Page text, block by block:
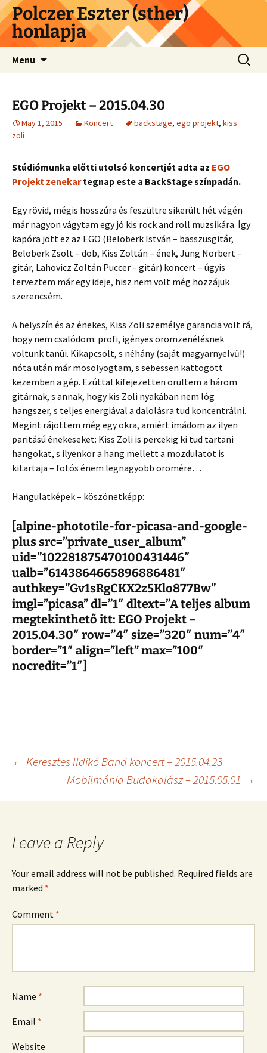
Skip
to
content
Polczer Eszter (sther)
honlapja
Menu
Search
for:
EGO Projekt – 2015.04.30
May 1, 2015 Koncert backstage, ego projekt, kiss
zoli
Stúdiómunka előtti utolsó koncertjét adta az EGO
Projekt zenekartegnap este a BackStage színpadán.
Egy rövid, mégis hosszúra és feszültre sikerült hét végén
már nagyon vágytam egy jó kis rock and roll muzsikára. Így
kapóra jött ez az EGO (Beloberk István – basszusgitár,
Beloberk Zsolt – dob, Kiss Zoltán – ének, Jung Norbert –
gitár, Lahovicz Zoltán Puccer – gitár) koncert – úgyis
terveztem már egy ideje, hisz nem volt még hozzájuk
szerencsém.
A helyszín és az énekes, Kiss Zoli személye garancia volt rá,
hogy nem csalódom: profi, igényes örömzenélésnek
voltunk tanúi. Kikapcsolt, s néhány (saját magyarnyelvű!)
nóta után már mosolyogtam, s sebessen kattogott
kezemben a gép. Ezúttal kifejezetten örültem a három
gitárnak, s annak, hogy kis Zoli nyakában nem lóg
hangszer, s teljes energiával a dalolásra tud koncentrálni.
Megint rájöttem még egy okra, amiért imádom az ilyen
paritású énekeseket: Kiss Zoli is percekig ki tud tartani
hangokat, s ilyenkor a hang mellett a mozdulatot is
kitartaja – fotós énem legnagyobb örömére…
Hangulatképek – köszönetképp:
[alpine-phototile-for-picasa-and-google-
plus src=”private_user_album”
uid=”102281875470100431446″
ualb=”6143864665896886481″
authkey=”Gv1sRgCKX2z5Klo877Bw”
imgl=”picasa” dl=”1″ dltext=”A teljes album
megtekinthető itt: EGO Projekt –
2015.04.30″ row=”4″ size=”320″ num=”4″
border=”1″ align=”left” max=”100″
nocredit=”1″]
Post
navigation
← Keresztes Ildikó Band koncert – 2015.04.23
Mobilmánia Budakalász – 2015.05.01 →
Leave a Reply
Your email address will not be published. Required fields are
marked *
Comment *
Name *
Email *
Website